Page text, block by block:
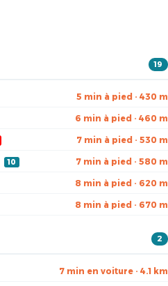
19
5 min à pied · 430 m
6 min à pied · 460 m
7 min à pied · 530 m
10 7 min à pied · 580 m
8 min à pied · 620 m
8 min à pied · 670 m
2
7 min en voiture · 4.1 km